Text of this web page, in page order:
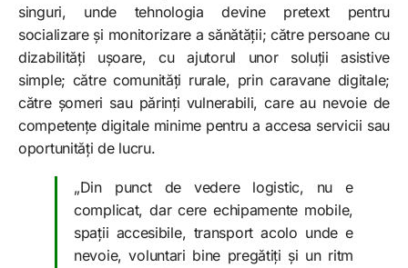
singuri, unde tehnologia devine pretext pentru
socializare și monitorizare a sănătății; către persoane cu
dizabilități ușoare, cu ajutorul unor soluții asistive
simple; către comunități rurale, prin caravane digitale;
către șomeri sau părinți vulnerabili, care au nevoie de
competențe digitale minime pentru a accesa servicii sau
oportunități de lucru.
„Din punct de vedere logistic, nu e
complicat, dar cere echipamente mobile,
spații accesibile, transport acolo unde e
nevoie, voluntari bine pregătiți și un ritm